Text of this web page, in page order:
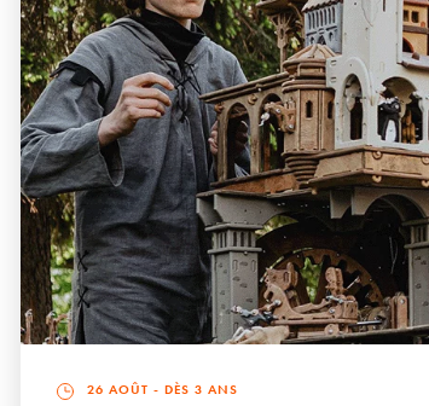
26 AOÛT - DÈS 3 ANS